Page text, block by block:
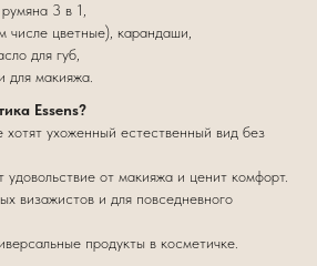
3 в 1,
числе цветные), карандаши,
для губ,
для макияжа.
Essens?
ухоженный естественный вид без
удовольствие от макияжа и ценит комфорт.
визажистов и для повседневного
продукты в косметичке.